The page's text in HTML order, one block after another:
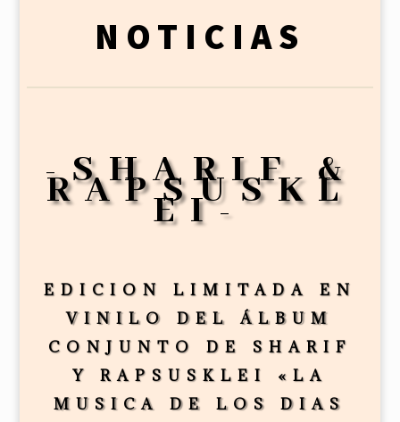
NOTICIAS
-SHARIF &
RAPSUSKL
EI-
EDICION LIMITADA EN
VINILO DEL ÁLBUM
CONJUNTO DE SHARIF
Y RAPSUSKLEI «LA
MUSICA DE LOS DIAS